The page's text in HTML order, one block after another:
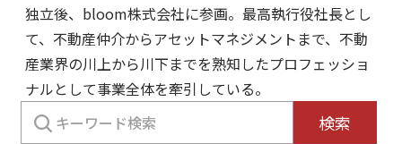
独立後、bloom株式会社に参画。最高執行役社長とし
て、不動産仲介からアセットマネジメントまで、不動
産業界の川上から川下までを熟知したプロフェッショ
ナルとして事業全体を牽引している。
索:
検索